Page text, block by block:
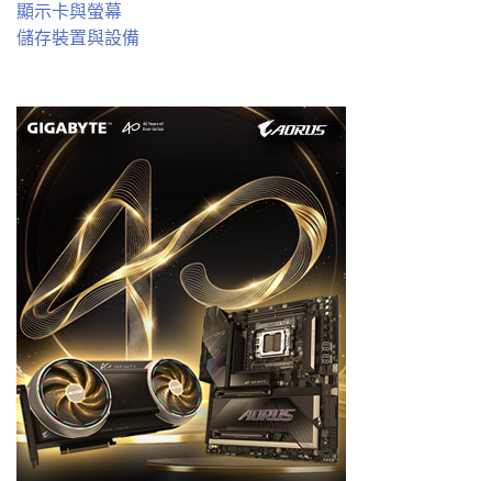
顯示卡與螢幕
儲存裝置與設備